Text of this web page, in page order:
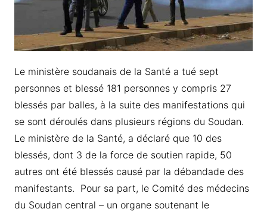
Le ministère soudanais de la Santé a tué sept
personnes et blessé 181 personnes y compris 27
blessés par balles, à la suite des manifestations qui
se sont déroulés dans plusieurs régions du Soudan.
Le ministère de la Santé, a déclaré que 10 des
blessés, dont 3 de la force de soutien rapide, 50
autres ont été blessés causé par la débandade des
manifestants. Pour sa part, le Comité des médecins
du Soudan central – un organe soutenant le